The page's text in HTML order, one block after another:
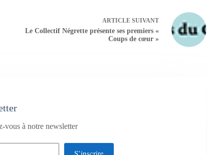
ARTICLESUIVANT
Le Collectif Négrette présente ses premiers «
Coups de cœur »
vous à notre newsletter
S’inscrire